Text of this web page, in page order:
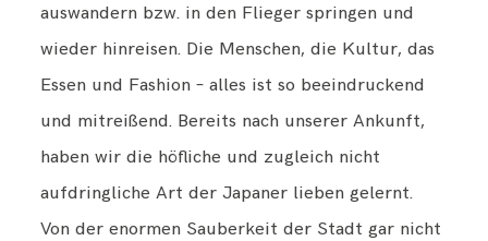
IMPRESSUM
DATENSCHUTZ
auswandern bzw. in den Flieger springen und
wieder hinreisen. Die Menschen, die Kultur, das
Essen und Fashion – alles ist so beeindruckend
und mitreißend. Bereits nach unserer Ankunft,
haben wir die höfliche und zugleich nicht
aufdringliche Art der Japaner lieben gelernt.
Von der enormen Sauberkeit der Stadt gar nicht